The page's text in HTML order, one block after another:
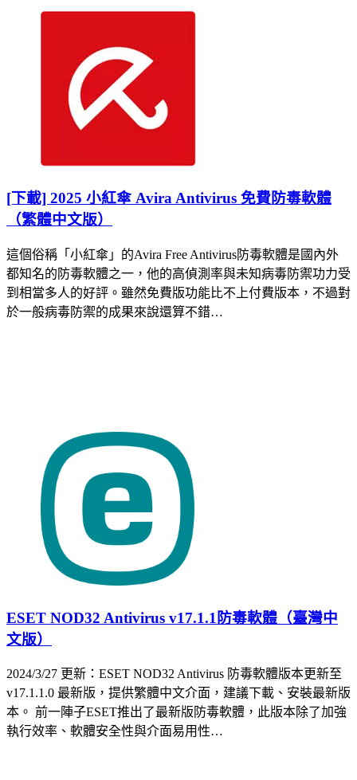
[下載] 2025 小紅傘 Avira Antivirus 免費防毒軟體
（繁體中文版）
這個俗稱「小紅傘」的Avira Free Antivirus防毒軟體是國內外
都知名的防毒軟體之一，他的高偵測率與未知病毒防禦功力受
到相當多人的好評。雖然免費版功能比不上付費版本，不過對
於一般病毒防禦的成果來說還算不錯…
ESET NOD32 Antivirus v17.1.1防毒軟體（臺灣中
文版）
2024/3/27 更新：ESET NOD32 Antivirus 防毒軟體版本更新至
v17.1.1.0 最新版，提供繁體中文介面，建議下載、安裝最新版
本。 前一陣子ESET推出了最新版防毒軟體，此版本除了加強
執行效率、軟體安全性與介面易用性…